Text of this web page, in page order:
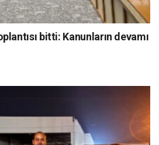
bitti: Kanunların devamı